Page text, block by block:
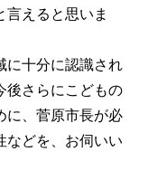
えると思いま
に十分に認識され
後さらにこどもの
に、菅原市長が必
などを、お伺いい